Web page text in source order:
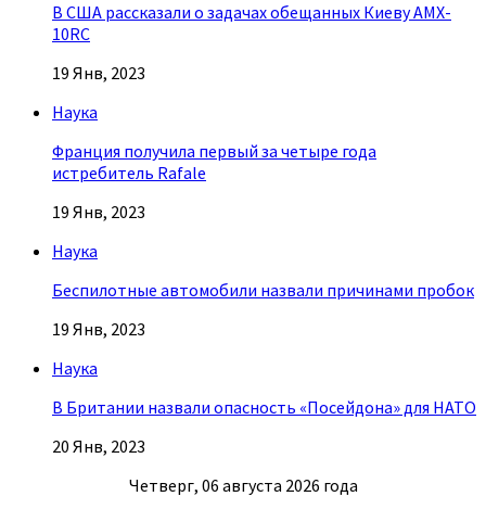
В США рассказали о задачах обещанных Киеву AMX-
10RC
19 Янв, 2023
Наука
Франция получила первый за четыре года
истребитель Rafale
19 Янв, 2023
Наука
Беспилотные автомобили назвали причинами пробок
19 Янв, 2023
Наука
В Британии назвали опасность «Посейдона» для НАТО
20 Янв, 2023
Четверг, 06 августа 2026 года